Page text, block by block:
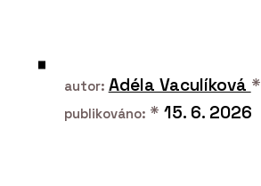
autor: Adéla Vaculíková *
publikováno: * 15. 6. 2026